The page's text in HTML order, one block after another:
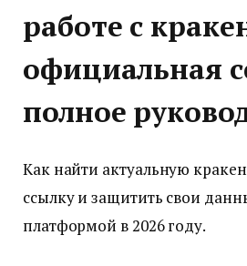
работе с
официальная
полное
Как найти актуальную
ссылку и защитить свои
платформой в 2026 году.